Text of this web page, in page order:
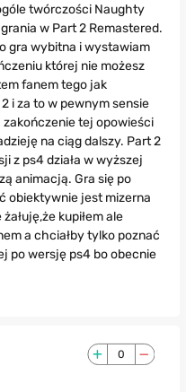
twórczości Naughty
w Part 2 Remastered.
gra wybitna i wystawiam
której nie możesz
fanem tego jak
i za to w pewnym sensie
zakończenie tej opowieści
na ciąg dalszy. Part 2
z ps4 działa w wyższej
animacją. Gra się po
obiektywnie jest mizerna
kupiłem ale
a chciałby tylko poznać
po wersję ps4 bo obecnie
0